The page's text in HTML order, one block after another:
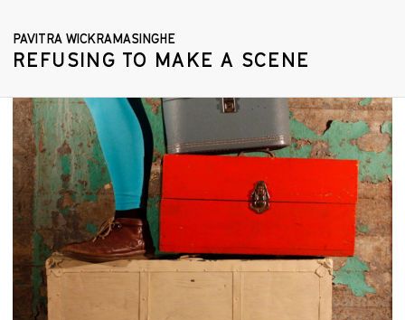
PAVITRA WICKRAMASINGHE
REFUSING TO MAKE A SCENE